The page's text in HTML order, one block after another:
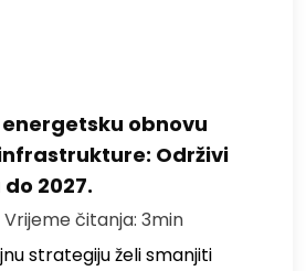
obnovu
Održivi
2027.
čitanja: 3min
strategiju želi smanjiti